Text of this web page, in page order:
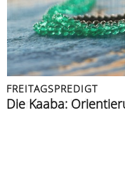
FREITAGSPREDIGT
Islamische Kultur
FREITAGSPREDIGT
Die Kaaba:
PRESSEMITTEILUNG
Islamische
FREITAGSPREDIGT
Azan: der Ruf zur
FREITAGSPREDIGT
Muslime im Urlaub